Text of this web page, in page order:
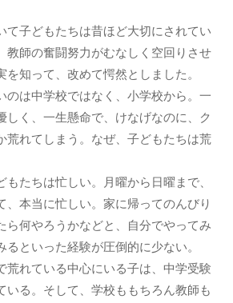
子どもたちは昔ほど大切にされてい
教師の奮闘努力がむなしく空回りさせ
を知って、改めて愕然としました。
は中学校ではなく、小学校から。一
しく、一生懸命で、けなげなのに、ク
荒れてしまう。なぜ、子どもたちは荒
たちは忙しい。月曜から日曜まで、
、本当に忙しい。家に帰ってのんびり
ら何やろうかなどと、自分でやってみ
るといった経験が圧倒的に少ない。
れている中心にいる子は、中学受験
いる。そして、学校ももちろん教師も